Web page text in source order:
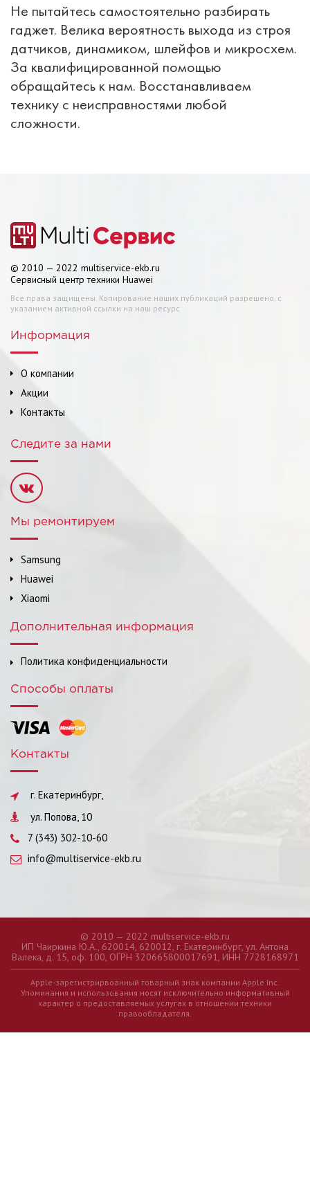
Не пытайтесь самостоятельно разбирать
гаджет. Велика вероятность выхода из строя
датчиков, динамиком, шлейфов и микросхем.
За квалифицированной помощью
обращайтесь к нам. Восстанавливаем
технику с неисправностями любой
сложности.
© 2010 — 2022 multiservice-ekb.ru
Сервисный центр техники Huawei
Все права защищены. Копирование наших публикаций разрешено, с
указанием активной ссылки на наш ресурс
Информация
О компании
Акции
Контакты
Следите за нами
Мы ремонтируем
Samsung
Huawei
Xiaomi
Дополнительная информация
Политика конфиденциальности
Способы оплаты
Контакты
г. Екатеринбург,
ул. Попова, 10
7 (343) 302-10-60
info@multiservice-ekb.ru
© 2010 — 2022 multiservice-ekb.ru
ИП Чаиркина Ю.А., 620014, 620012, г. Екатеринбург, ул. Антона
Валека, д. 15, оф. 100, ОГРН 320665800017691, ИНН 7728168971
Apple-зарегистрирвоанный товарный знак компании Apple Inc.
Упоминания и использования носят исключительно информативный
характер о предоставляемых услугах в отношении техники
правообладателя.